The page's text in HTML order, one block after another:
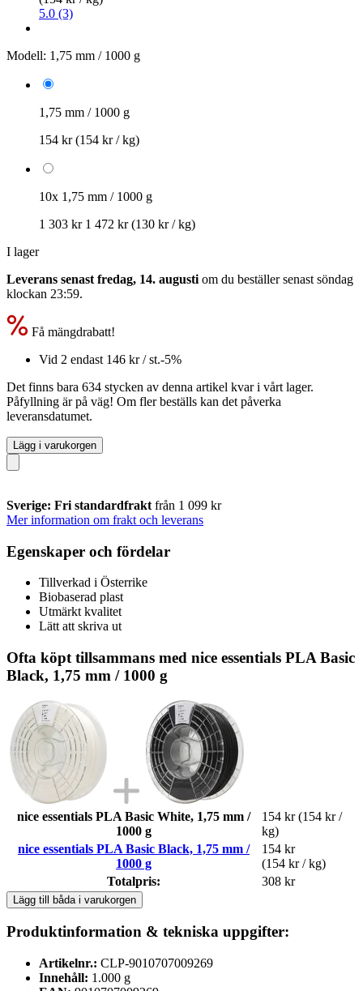
5.0 (3)
Modell: 1,75 mm / 1000 g
1,75 mm / 1000 g
154 kr(154 kr / kg)
10x 1,75 mm / 1000 g
1 303 kr 1 472 kr (130 kr / kg)
I lager
Leverans senast fredag, 14. augusti om du beställer senast söndag
klockan 23:59.
Få mängdrabatt!
Vid 2 endast 146 kr/ st.-5%
Det finns bara 634 stycken av denna artikel kvar i vårt lager.
Påfyllning är på väg! Om fler beställs kan det påverka
leveransdatumet.
Lägg i varukorgen
Sverige: Fri standardfrakt från 1 099 kr
Mer information om frakt och leverans
Egenskaper och fördelar
Tillverkad i Österrike
Biobaserad plast
Utmärkt kvalitet
Lätt att skriva ut
Ofta köpt tillsammans med nice essentials PLA Basic
Black, 1,75 mm / 1000 g
nice essentials PLA Basic White, 1,75 mm /
1000 g
154 kr (154 kr /
kg)
nice essentials PLA Basic Black, 1,75 mm /
1000 g
154 kr
(154 kr / kg)
Totalpris:
308 kr
Lägg till båda i varukorgen
Produktinformation & tekniska uppgifter:
Artikelnr.: CLP-9010707009269
Innehåll: 1.000 g